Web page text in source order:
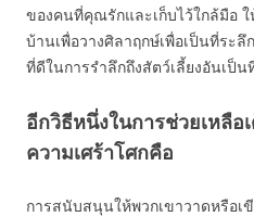
ของคนที่คุณรักและเก็บไว้ใกล้มือ
บ้านเพื่อวางศิลาฤกษ์เพื่อเป็นที่ระ
ที่ดีในการรำลึกถึงสัตว์เลี้ยงอันเป็น
อีกวิธีหนึ่งในการช่วยเหลือ
ความเศร้าโศกคือ
การสนับสนุนให้พวกเขาวาดหรือเ